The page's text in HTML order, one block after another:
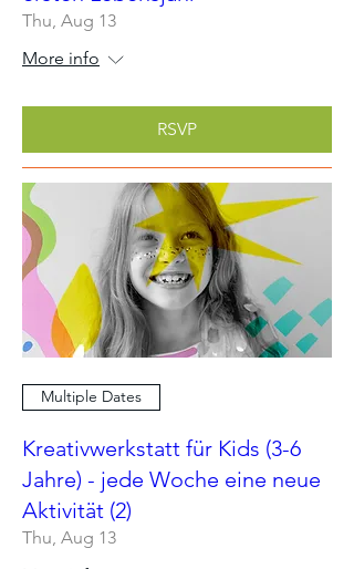
Thu, Aug 13
More info
RSVP
Multiple Dates
Kreativwerkstatt für Kids (3-6
Jahre) - jede Woche eine neue
Aktivität (2)
Thu, Aug 13